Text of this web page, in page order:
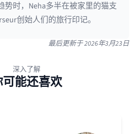
势时，Neha多半在被家里的猫支
创始人们的旅行印记。
最后更新于2026年3月23日
深入了解
能还喜欢